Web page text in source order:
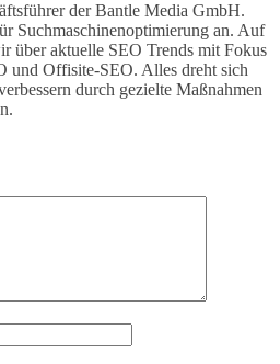
der Bantle Media GmbH.
Suchmaschinenoptimierung an. Auf
über aktuelle SEO Trends mit Fokus
und Offisite-SEO. Alles dreht sich
durch gezielte Maßnahmen